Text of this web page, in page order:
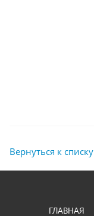
Вернуться к списку
ГЛАВНАЯ